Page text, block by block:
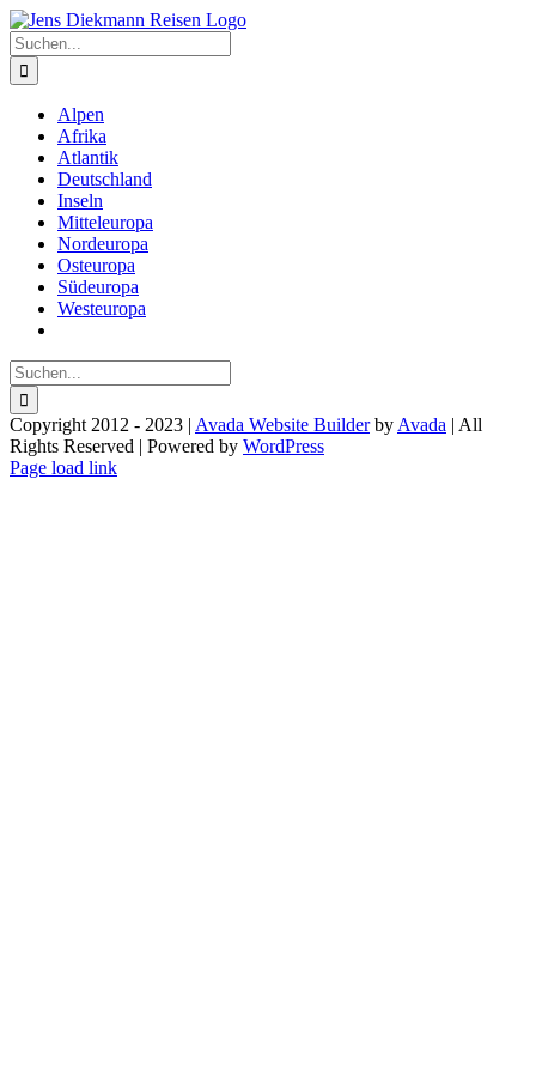
Zum
Inhalt
springen
Suche
nach:
Alpen
Afrika
Atlantik
Deutschland
Inseln
Mitteleuropa
Nordeuropa
Osteuropa
Südeuropa
Westeuropa
Suche
nach:
Copyright 2012 - 2023 | Avada Website Builderby Avada | All
Rights Reserved | Powered by WordPress
Facebook
X
Instagram
Pinterest
Page load link